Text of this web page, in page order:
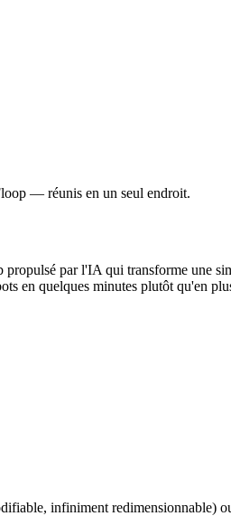
— réunis en un seul endroit.
par l'IA qui transforme une
en quelques minutes plutôt qu'en
infiniment redimensionnable)